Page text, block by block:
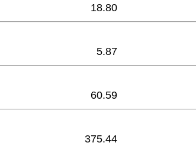
18.80
5.87
60.59
375.44